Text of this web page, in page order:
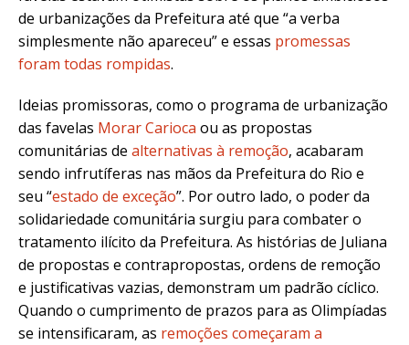
de urbanizações da Prefeitura até que “a verba
simplesmente não apareceu” e essas promessas
foram todas rompidas.
Ideias promissoras, como o programa de urbanização
das favelas Morar Carioca ou as propostas
comunitárias de alternativas à remoção, acabaram
sendo infrutíferas nas mãos da Prefeitura do Rio e
seu “estado de exceção”. Por outro lado, o poder da
solidariedade comunitária surgiu para combater o
tratamento ilícito da Prefeitura. As histórias de Juliana
de propostas e contrapropostas, ordens de remoção
e justificativas vazias, demonstram um padrão cíclico.
Quando o cumprimento de prazos para as Olimpíadas
se intensificaram, as remoções começaram a